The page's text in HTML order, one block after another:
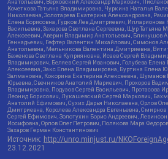
Анатольевич, Верховский Александр Маркович,
Кочеткова Татьяна Владимировна, Чуркина Наталья
Николаевна, Золотарева Екатерина Александровна,
Елена Борисовна, Гудков Лев Дмитриевич, Илларионова
Васильевна, Захарова Светлана Сергеевна, Щур
Алексеевич, Аверин Владимир Анатольевич, Блинушов
Геннадьевич, Гефтер Валентин Михайлович, Симонов
Анатольевна, Мельникова Валентина Дмитриевна,
Баженова Светлана Куприяновна, Исаев Сергей
Владимирович, Беляев Сергей Иванович, Голубева
Алексеевна, Закс Елена Владимировна, Буртина Елена
Залмановна, Кокорина Екатерина Алексеевна, Шуманов
Юрьевна, Свечников Анатолий Мариевич, Прохоров
Владимировна, Подузов Сергей Васильевич, Протасова
Леонид Борисович, Лукашевский Сергей Маркович,
Анатолий Ефимович, Сухих Дарья Николаевна, Орлов
Дмитриевна, Королева Александра Евгеньевна,
Сергей Ефимович, Золотухин Борис Андреевич,
Иосифовна, Орлов Олег Петрович, Полякова Мара
Захаров Герман Константинович
Источник: http://unro.minjust.ru/
23.12.2021